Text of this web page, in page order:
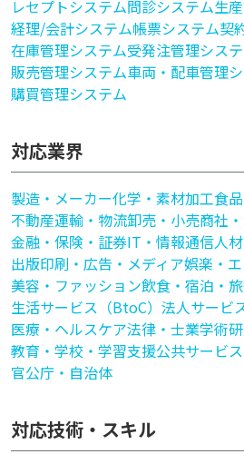
レセプトシステム問診システム生
経理/会計システム帳票システム契
在庫管理システム受発注管理シス
販売管理システム車両・配車管理
購買管理システム
対応業界
製造・メーカー化学・素材加工食
不動産運輸・物流卸売・小売商社
金融・保険・証券IT・情報通信人材
出版印刷・広告・メディア娯楽・
美容・ファッション飲食・宿泊・
生活サービス（BtoC） 法人サービ
医療・ヘルスケア法律・士業学術
教育・学校・学習支援公共サービ
官公庁・自治体
対応技術・スキル